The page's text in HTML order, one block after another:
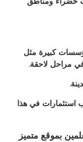
كبيرة مثل
في مراحل لاحقة.
في هذا
بموقع متميز